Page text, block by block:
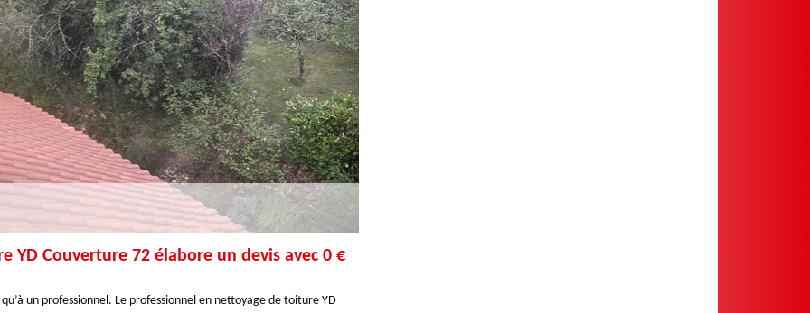
YD Couverture 72 élabore un devis avec 0 €
un professionnel. Le professionnel en nettoyage de toiture YD